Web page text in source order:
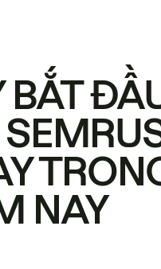
BẮT
NAY